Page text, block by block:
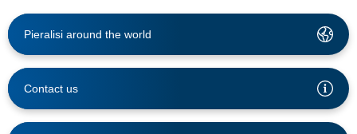
Pieralisi around the world
Contact us